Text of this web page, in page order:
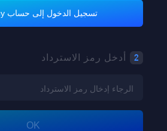
تسجيل الدخول إلى حساب Midasbuy
2 أدخل رمز الاسترداد
OK